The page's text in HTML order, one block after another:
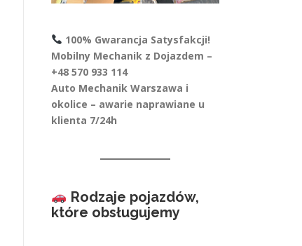
100% Gwarancja Satysfakcji!
Mobilny Mechanik z Dojazdem –
+48 570 933 114
Auto Mechanik Warszawa i
okolice – awarie naprawiane u
klienta 7/24h
Rodzaje pojazdów,
które obsługujemy